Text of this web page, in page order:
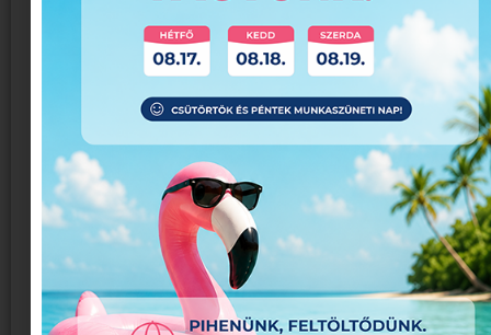
választjuk, ami az ügyfél számára a legjobb.
#3 A határidők alábecsülése
A harmadik hiba talán a legveszélyesebb: amikor
a cégek túl későn kezdik el a gyártási folyamatot.
Sok vállalkozás úgy tekint a nyomdára, mint egy
‘gyors kivitelezőre’, ahol minden azonnal elkészül.
A valóságban azonban egy professzionális
nyomdai projekt több lépésből áll: